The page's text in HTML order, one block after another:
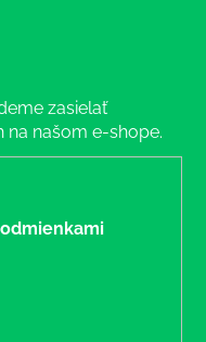
zasielať
našom e-shope.